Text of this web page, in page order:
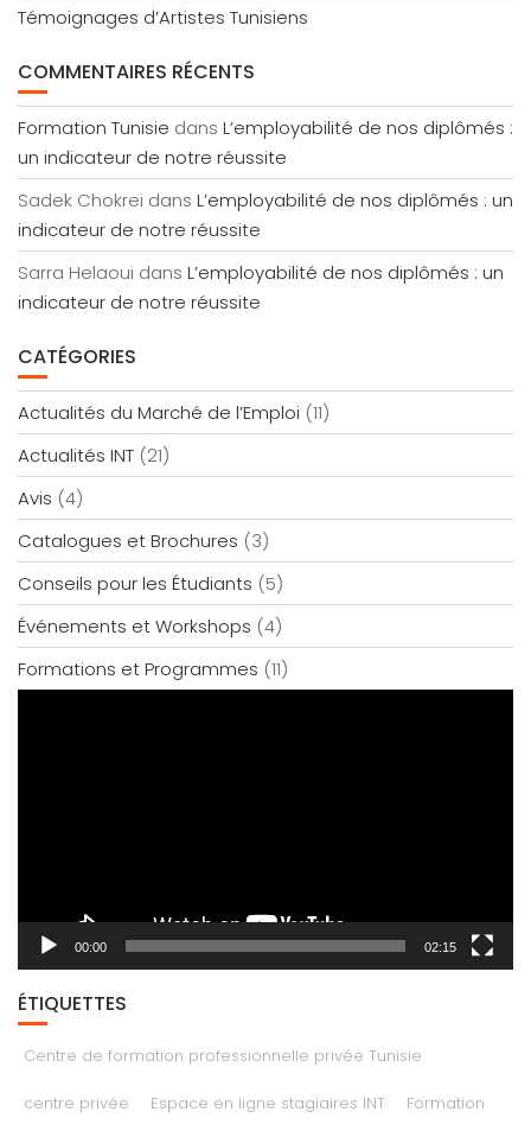
Témoignages d’Artistes Tunisiens
COMMENTAIRES RÉCENTS
Formation Tunisie dans L’employabilité de nos diplômés :
un indicateur de notre réussite
Sadek Chokrei dans L’employabilité de nos diplômés : un
indicateur de notre réussite
Sarra Helaoui dans L’employabilité de nos diplômés : un
indicateur de notre réussite
CATÉGORIES
Actualités du Marché de l’Emploi (11)
Actualités INT (21)
Avis (4)
Catalogues et Brochures (3)
Conseils pour les Étudiants (5)
Événements et Workshops (4)
Formations et Programmes (11)
00:00 02:15
ÉTIQUETTES
Centre de formation professionnelle privée Tunisie
centre privée Espace en ligne stagiaires INT Formation